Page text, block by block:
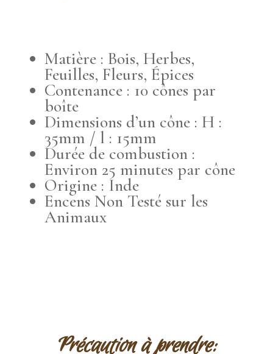
Matière : Bois, Herbes,
Feuilles, Fleurs, Épices
Contenance : 10 cônes par
boîte
Dimensions d’un cône : H :
35mm / l : 15mm
Durée de combustion :
Environ 25 minutes par cône
Origine : Inde
Encens Non Testé sur les
Animaux
Précaution à prendre: